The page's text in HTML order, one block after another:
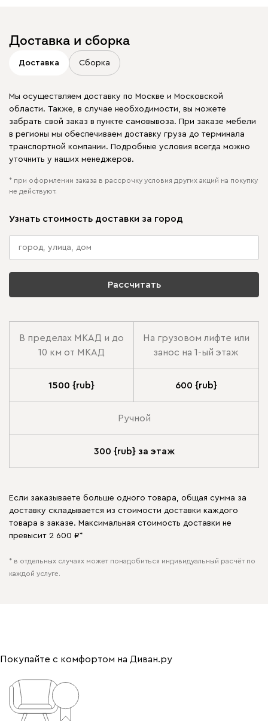
Доставка и сборка
Доставка Сборка
Мы осуществляем доставку по Москве и Московской
области. Также, в случае необходимости, вы можете
забрать свой заказ в пункте самовывоза. При заказе мебели
в регионы мы обеспечиваем доставку груза до терминала
транспортной компании. Подробные условия всегда можно
уточнить у наших менеджеров.
* при оформлении заказа в рассрочку условия других акций на покупку
не действуют.
Узнать стоимость доставки за город
Рассчитать
В пределах МКАД и до
10 км от МКАД
На грузовом лифте или
занос на 1-ый этаж
1500 {rub} 600 {rub}
Ручной
300 {rub} за этаж
Если заказываете больше одного товара, общая сумма за
доставку складывается из стоимости доставки каждого
товара в заказе. Максимальная стоимость доставки не
превысит 2 600 ₽*
* в отдельных случаях может понадобиться индивидуальный расчёт по
каждой услуге.
Покупайте с комфортом на Диван.ру